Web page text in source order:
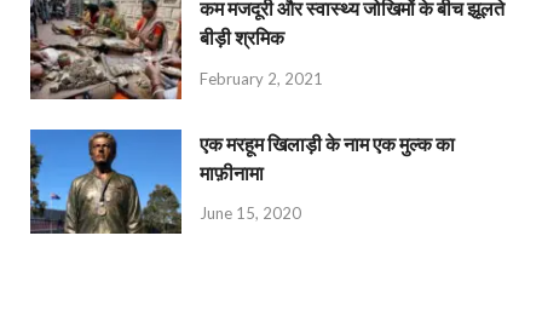
कम मजदूरी और स्वास्थ्य जोखिमों के बीच झूलते
बीड़ी श्रमिक
February 2, 2021
एक मरहूम खिलाड़ी के नाम एक मुल्क का
माफ़ीनामा
June 15, 2020